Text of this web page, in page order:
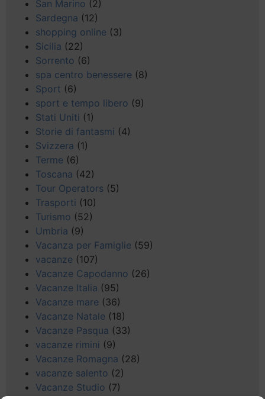
San Marino (2)
Sardegna (12)
shopping online (3)
Sicilia (22)
Sorrento (6)
spa centro benessere (8)
Sport (6)
sport e tempo libero (9)
Stati Uniti (1)
Storie di fantasmi (4)
Svizzera (1)
Terme (6)
Toscana (42)
Tour Operators (5)
Trasporti (10)
Turismo (52)
Umbria (9)
Vacanza per Famiglie (59)
vacanze (107)
Vacanze Capodanno (26)
Vacanze Italia (95)
Vacanze mare (36)
Vacanze Natale (18)
Vacanze Pasqua (33)
vacanze rimini (9)
Vacanze Romagna (28)
vacanze salento (2)
Vacanze Studio (7)